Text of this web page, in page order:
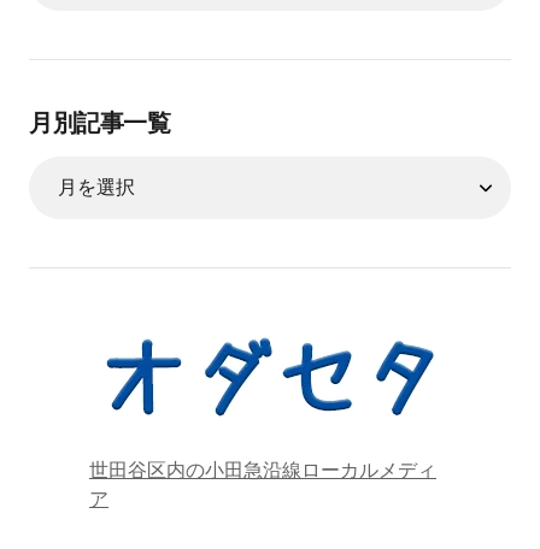
月別記事一覧
世田谷区内の小田急沿線ローカルメディ
ア